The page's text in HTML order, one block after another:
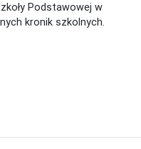
Podstawowej w
kronik szkolnych.